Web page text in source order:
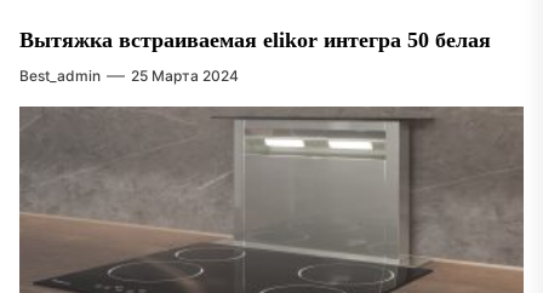
Вытяжка встраиваемая elikor интегра 50 белая
Best_admin 25 Марта 2024